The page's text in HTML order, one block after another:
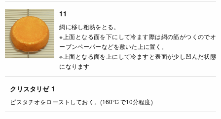
11
網に移し粗熱をとる。
※上面となる面を下にして冷ます際は網の筋がつくのでオ
ーブンペーパーなどを敷いた上に置く。
※上面となる面を上にして冷ますと表面が少し凹んだ状態
になります
クリスタリゼ 1
ピスタチオをローストしておく。(160℃で10分程度)